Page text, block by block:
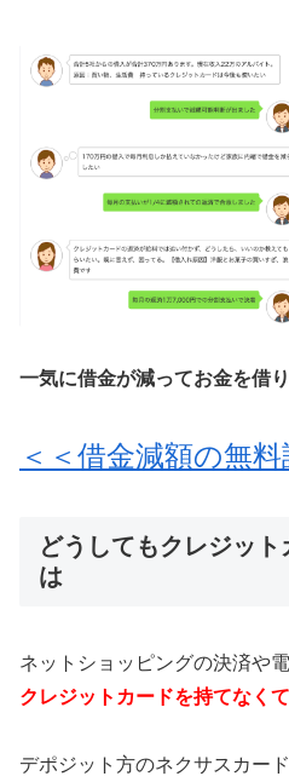
一気に借金が減ってお金を借
＜＜借金減額の無
どうしてもクレジッ
は
ネットショッピングの決済や
クレジットカードを持てなく
デポジット方のネクサスカー